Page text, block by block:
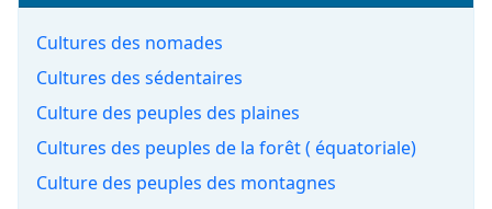
Cultures des nomades
Cultures des sédentaires
Culture des peuples des plaines
Cultures des peuples de la forêt ( équatoriale)
Culture des peuples des montagnes